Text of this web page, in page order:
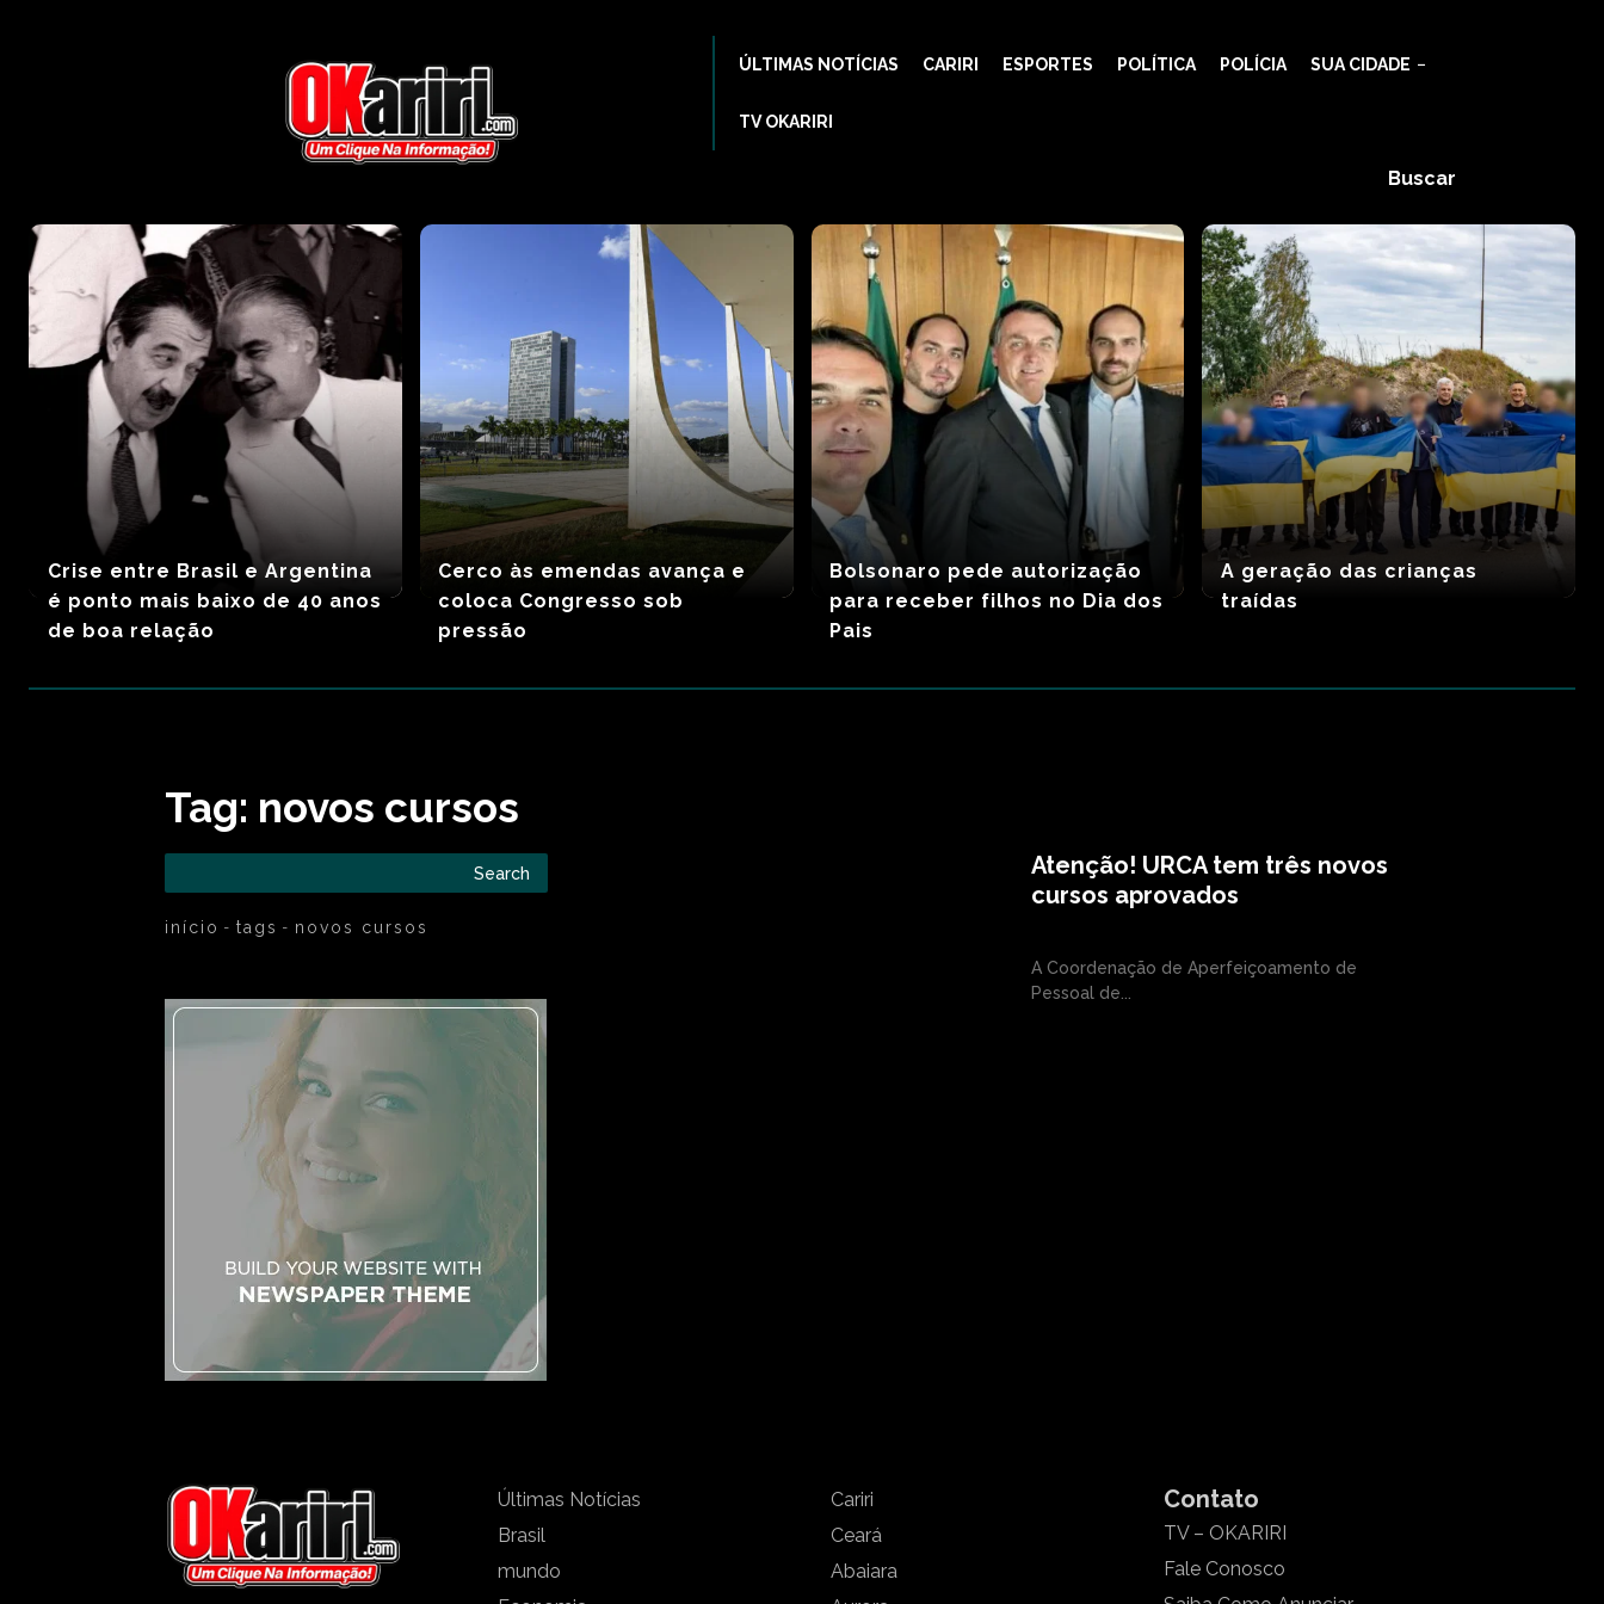
ÚLTIMAS NOTÍCIAS CARIRI ESPORTES POLÍTICA POLÍCIA SUA CIDADE
TV OKARIRI
Buscar
Crise entre Brasil e Argentina
é ponto mais baixo de 40 anos
de boa relação
Cerco às emendas avança e
coloca Congresso sob
pressão
Bolsonaro pede autorização
para receber filhos no Dia dos
Pais
A geração das crianças
traídas
Tag: novos cursos
Search
início tags novos cursos
Atenção! URCA tem três novos
cursos aprovados
A Coordenação de Aperfeiçoamento de
Pessoal de...
Últimas Notícias
Brasil
mundo
Cariri
Ceará
Abaiara
Contato
TV – OKARIRI
Fale Conosco